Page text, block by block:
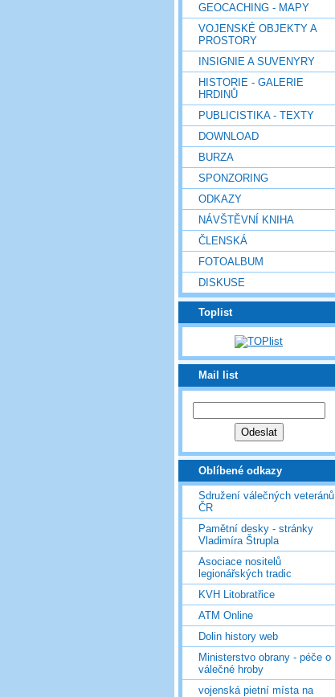
GEOCACHING - MAPY
VOJENSKÉ OBJEKTY A
PROSTORY
INSIGNIE A SUVENYRY
HISTORIE - GALERIE
HRDINŮ
PUBLICISTIKA - TEXTY
DOWNLOAD
BURZA
SPONZORING
ODKAZY
NÁVŠTĚVNÍ KNIHA
ČLENSKÁ
FOTOALBUM
DISKUSE
Toplist
Mail list
Oblíbené odkazy
Sdružení válečných veteránů
ČR
Pamětní desky - stránky
Vladimíra Štrupla
Asociace nositelů
legionářských tradic
KVH Litobratřice
ATM Online
Dolin history web
Ministerstvo obrany - péče o
válečné hroby
vojenská pietní místa na